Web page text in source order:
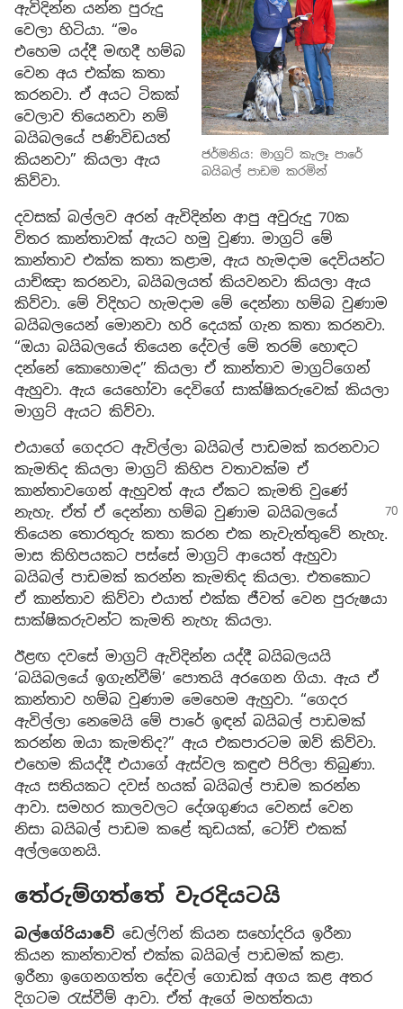
ජර්මනිය: මාග්‍රට් කැලෑ පාරේ
බයිබල් පාඩම කරමින්
ඇවිදින්න යන්න පුරුදු
වෙලා හිටියා. “මං
එහෙම යද්දී මඟදී හම්බ
වෙන අය එක්ක කතා
කරනවා. ඒ අයට ටිකක්
වෙලාව තියෙනවා නම්
බයිබලයේ පණිවිඩයත්
කියනවා” කියලා ඇය
කිව්වා.
දවසක් බල්ලව අරන් ඇවිදින්න ආපු අවුරුදු 70ක
විතර කාන්තාවක් ඇයට හමු වුණා. මාග්‍රට් මේ
කාන්තාව එක්ක කතා කළාම, ඇය හැමදාම දෙවියන්ට
යාච්ඤා කරනවා, බයිබලයත් කියවනවා කියලා ඇය
කිව්වා. මේ විදිහට හැමදාම මේ දෙන්නා හම්බ වුණාම
බයිබලයෙන් මොනවා හරි දෙයක් ගැන කතා කරනවා.
“ඔයා බයිබලයේ තියෙන දේවල් මේ තරම් හොඳට
දන්නේ කොහොමද” කියලා ඒ කාන්තාව මාග්‍රට්ගෙන්
ඇහුවා. ඇය යෙහෝවා දෙවිගේ සාක්ෂිකරුවෙක් කියලා
මාග්‍රට් ඇයට කිව්වා.
එයාගේ ගෙදරට ඇවිල්ලා බයිබල් පාඩමක් කරනවාට
කැමතිද කියලා මාග්‍රට් කිහිප වතාවක්ම ඒ
කාන්තාවගෙන් ඇහුවත් ඇය ඒකට කැමති වුණේ
නැහැ. ඒත් ඒ දෙන්නා හම්බ වුණාම බයිබලයේ
තියෙන තොරතුරු කතා කරන එක නැවැත්තුවේ නැහැ.
මාස කිහිපයකට පස්සේ මාග්‍රට් ආයෙත් ඇහුවා
බයිබල් පාඩමක් කරන්න කැමතිද කියලා. එතකොට
ඒ කාන්තාව කිව්වා එයාත් එක්ක ජීවත් වෙන පුරුෂයා
සාක්ෂිකරුවන්ට කැමති නැහැ කියලා.
ඊළඟ දවසේ මාග්‍රට් ඇවිදින්න යද්දී බයිබලයයි
‘බයිබලයේ ඉගැන්වීම්’ පොතයි අරගෙන ගියා. ඇය ඒ
කාන්තාව හම්බ වුණාම මෙහෙම ඇහුවා. “ගෙදර
ඇවිල්ලා නෙමෙයි මේ පාරේ ඉඳන් බයිබල් පාඩමක්
කරන්න ඔයා කැමතිද?” ඇය එකපාරටම ඔව් කිව්වා.
එහෙම කියද්දී එයාගේ ඇස්වල කඳුළු පිරිලා තිබුණා.
ඇය සතියකට දවස් හයක් බයිබල් පාඩම කරන්න
ආවා. සමහර කාලවලට දේශගුණය වෙනස් වෙන
නිසා බයිබල් පාඩම කළේ කුඩයක්, ටෝච් එකක්
අල්ලගෙනයි.
තේරුම්ගත්තේ වැරදියටයි
බල්ගේරියාවේ ඩෙල්ෆින් කියන සහෝදරිය ඉරීනා
කියන කාන්තාවත් එක්ක බයිබල් පාඩමක් කළා.
ඉරීනා ඉගෙනගත්ත දේවල් ගොඩක් අගය කළ අතර
දිගටම රැස්වීම් ආවා. ඒත් ඇගේ මහත්තයා